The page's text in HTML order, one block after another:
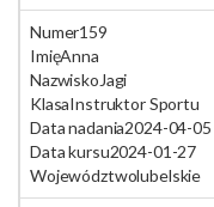
Numer159
ImięAnna
Nazwisko Jagi
KlasaInstruktor Sportu
Data nadania2024-04-05
Data kursu2024-01-27
Województwolubelskie